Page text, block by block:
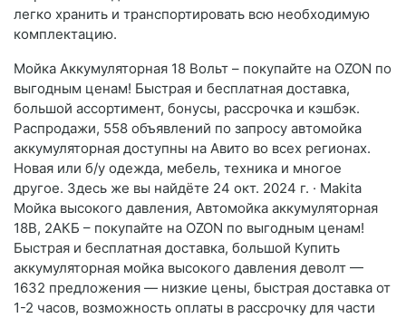
легко хранить и транспортировать всю необходимую
комплектацию.
Мойка Аккумуляторная 18 Вольт – покупайте на OZON по
выгодным ценам! Быстрая и бесплатная доставка,
большой ассортимент, бонусы, рассрочка и кэшбэк.
Распродажи, 558 объявлений по запросу автомойка
аккумуляторная доступны на Авито во всех регионах.
Новая или б/у одежда, мебель, техника и многое
другое. Здесь же вы найдёте 24 окт. 2024 г. · Makita
Мойка высокого давления, Автомойка аккумуляторная
18В, 2АКБ – покупайте на OZON по выгодным ценам!
Быстрая и бесплатная доставка, большой Купить
аккумуляторная мойка высокого давления деволт —
1632 предложения — низкие цены, быстрая доставка от
1-2 часов, возможность оплаты в рассрочку для части